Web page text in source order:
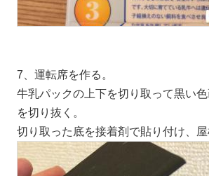
7、運転席を作る。
牛乳パックの上下を切り取って黒い
を切り抜く。
切り取った底を接着剤で貼り付け、屋